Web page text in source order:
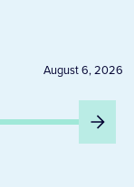
Peru
August 6, 2026